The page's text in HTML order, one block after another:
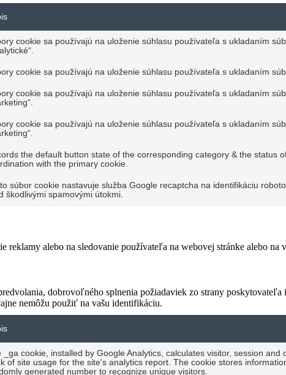
cookie sa používajú na uloženie súhlasu používateľa s ukladaním
cookie sa používajú na uloženie súhlasu používateľa s ukladaním
cookie sa používajú na uloženie súhlasu používateľa s ukladaním
cookie sa používajú na uloženie súhlasu používateľa s ukladaním
the default button state of the corresponding category & the status
with the primary cookie.
súbor cookie nastavuje služba Google recaptcha na identifikáciu
škodlivými spamovými útokmi.
alebo na sledovanie používateľa na webovej stránke alebo na
dobrovoľného splnenia požiadaviek zo strany poskytovateľa
nemôžu použiť na vašu identifikáciu.
_ga cookie, installed by Google Analytics, calculates visitor, session and
of site usage for the site's analytics report. The cookie stores
generated number to recognize unique visitors.